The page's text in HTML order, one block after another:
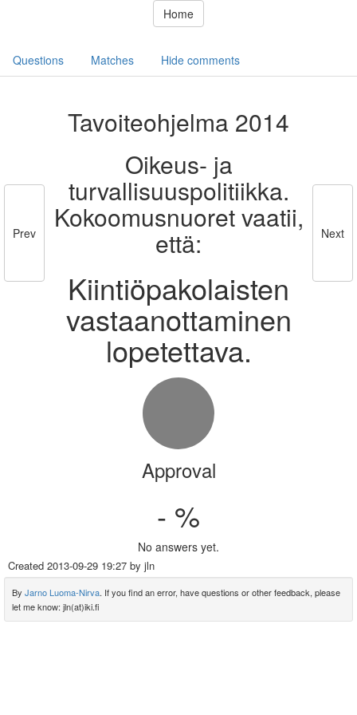
Home
Questions Matches Hide comments
Prev
Tavoiteohjelma 2014
Oikeus- ja
turvallisuuspolitiikka.
Kokoomusnuoret vaatii,
että:
Kiintiöpakolaisten
vastaanottaminen
lopetettava.
Next
Approval
- %
No answers yet.
Created 2013-09-29 19:27 by jln
By Jarno Luoma-Nirva. If you find an error, have questions or other feedback, please
let me know: jln(at)iki.fi